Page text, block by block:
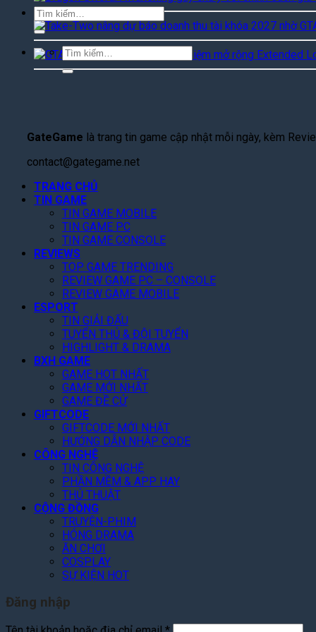
Tìm
kiếm:
Tìm
kiếm:
GateGame là trang tin game cập nhật mỗi ngày, kèm
contact@gategame.net
TRANG CHỦ
TIN GAME
TIN GAME MOBILE
TIN GAME PC
TIN GAME CONSOLE
REVIEWS
TOP GAME TRENDING
REVIEW GAME PC – CONSOLE
REVIEW GAME MOBILE
ESPORT
TIN GIẢI ĐẤU
TUYỂN THỦ & ĐỘI TUYỂN
HIGHLIGHT & DRAMA
BXH GAME
GAME HOT NHẤT
GAME MỚI NHẤT
GAME ĐỀ CỬ
GIFTCODE
GIFTCODE MỚI NHẤT
HƯỚNG DẪN NHẬP CODE
CÔNG NGHỆ
TIN CÔNG NGHỆ
PHẦN MỀM & APP HAY
THỦ THUẬT
CỘNG ĐỒNG
TRUYỆN-PHIM
HÓNG DRAMA
ĂN CHƠI
COSPLAY
SỰ KIỆN HOT
Đăng nhập